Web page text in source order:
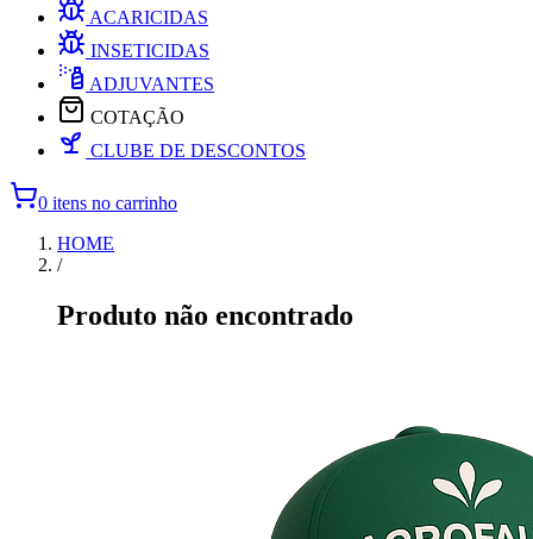
ACARICIDAS
INSETICIDAS
ADJUVANTES
COTAÇÃO
CLUBE DE DESCONTOS
0 itens no carrinho
HOME
/
Produto não encontrado